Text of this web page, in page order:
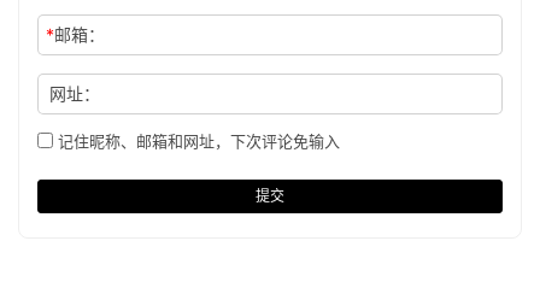
*邮箱：
网址：
记住昵称、邮箱和网址，下次评论免输入
提交